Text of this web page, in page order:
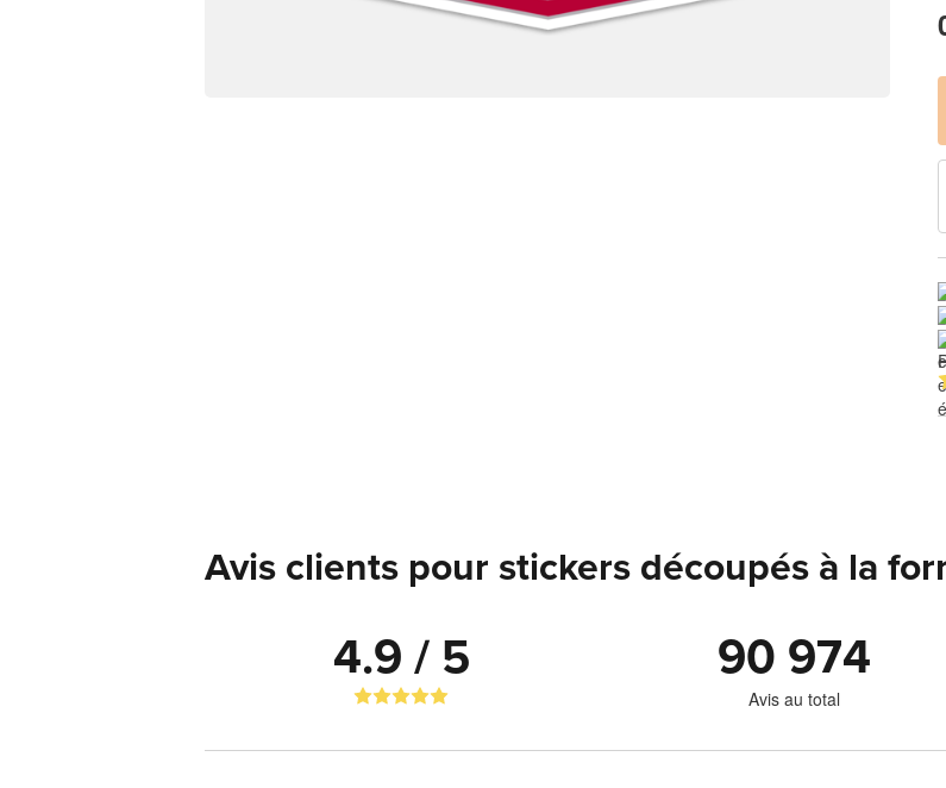
Avis clients pour stickers découpés à la
4.9 / 5 90 974
Avis au total